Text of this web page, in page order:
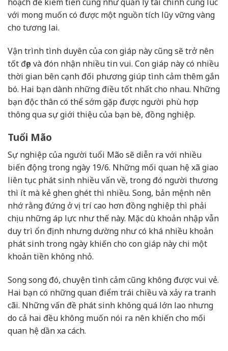
với mong muốn có được một nguồn tích lũy vững vàng
cho tương lai.
Vận trình tình duyên của con giáp này cũng sẽ trở nên
tốt đẹp và đón nhận nhiều tin vui. Con giáp này có nhiều
thời gian bên cạnh đối phương giúp tình cảm thêm gắn
bó. Hai bạn dành những điều tốt nhất cho nhau. Những
bạn độc thân có thể sớm gặp được người phù hợp
thông qua sự giới thiệu của bạn bè, đồng nghiệp.
Tuổi Mão
Sự nghiệp của người tuổi Mão sẽ diễn ra với nhiều
biến động trong ngày 19/6. Những mối quan hệ xã giao
liên tục phát sinh nhiều vấn về, trong đó người thương
thì ít mà kẻ ghen ghét thì nhiều. Song, bản mệnh nên
nhớ rằng đứng ở vị trí cao hơn đồng nghiệp thì phải
chịu những áp lực như thế này. Mặc dù khoản nhập vẫn
duy trì ổn định nhưng dường như có khá nhiều khoản
phát sinh trong ngày khiến cho con giáp này chi một
khoản tiền không nhỏ.
Song song đó, chuyện tình cảm cũng không được vui vẻ.
Hai bạn có những quan điểm trái chiều và xảy ra tranh
cãi. Những vấn đề phát sinh không quá lớn lao nhưng
do cả hai đều không muốn nói ra nên khiến cho mối
quan hệ dần xa cách.